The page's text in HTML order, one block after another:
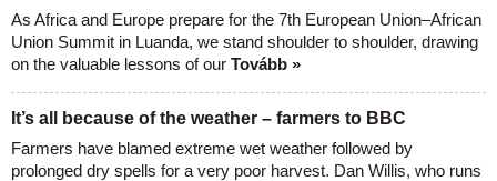
As Africa and Europe prepare for the 7th European Union–African
Union Summit in Luanda, we stand shoulder to shoulder, drawing
on the valuable lessons of our Tovább »
It’s all because of the weather – farmers to BBC
Farmers have blamed extreme wet weather followed by
prolonged dry spells for a very poor harvest. Dan Willis, who runs